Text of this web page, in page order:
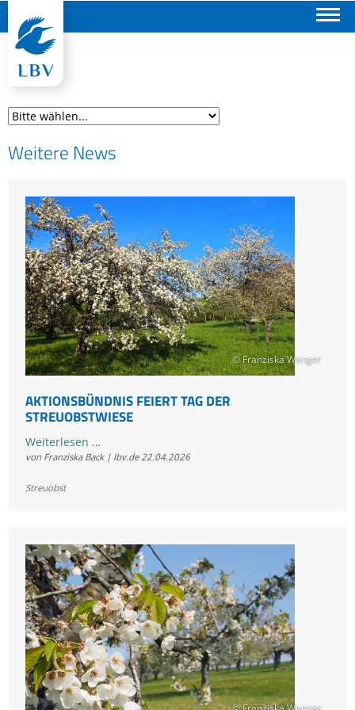
Weitere News
© Franziska Wenger
AKTIONSBÜNDNIS FEIERT TAG DER
STREUOBSTWIESE
Weiterlesen …Aktionsbündnis
feiert
von Franziska Back | lbv.de 22.04.2026
Streuobst